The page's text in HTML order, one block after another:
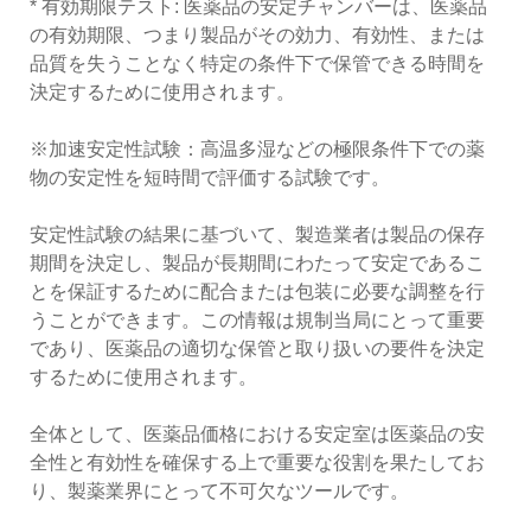
* 有効期限テスト: 医薬品の安定チャンバーは、医薬品
の有効期限、つまり製品がその効力、有効性、または
品質を失うことなく特定の条件下で保管できる時間を
決定するために使用されます。
※加速安定性試験：高温多湿などの極限条件下での薬
物の安定性を短時間で評価する試験です。
安定性試験の結果に基づいて、製造業者は製品の保存
期間を決定し、製品が長期間にわたって安定であるこ
とを保証するために配合または包装に必要な調整を行
うことができます。この情報は規制当局にとって重要
であり、医薬品の適切な保管と取り扱いの要件を決定
するために使用されます。
全体として、医薬品価格における安定室は医薬品の安
全性と有効性を確保する上で重要な役割を果たしてお
り、製薬業界にとって不可欠なツールです。